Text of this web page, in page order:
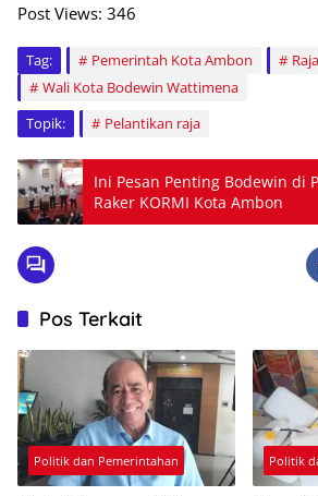
Post Views: 346
Tag: Pemerintah Kota Ambon
Wali Kota Bodewin Wattimena
Topik:
Pelantikan raja
Ini Pesan Penting Bodewin di
Raker KORMI Kota Ambon
Pos Terkait
Politik dan Pemerintahan Politik